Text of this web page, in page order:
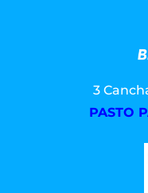
3
PASTO